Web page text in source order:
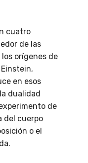
cuatro
de las
orígenes de
en esos
dualidad
de
del cuerpo
o el